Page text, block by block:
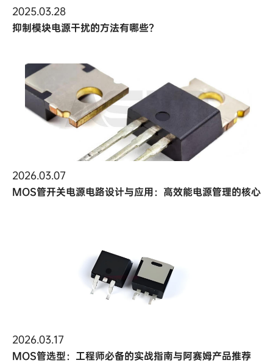
2025.03.28
抑制模块电源干扰的方法有哪些？
2026.03.07
MOS管开关电源电路设计与应用：高效能电源管理的核心
2026.03.17
MOS管选型：工程师必备的实战指南与阿赛姆产品推荐